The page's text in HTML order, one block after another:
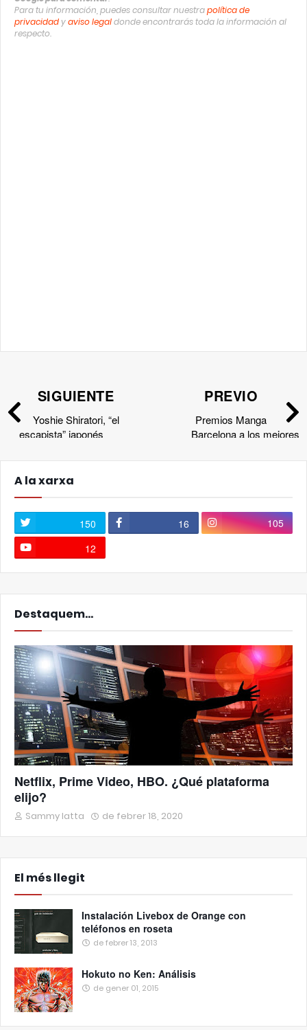
Para tu información, puedes consultar nuestrapolítica de
privacidadyaviso legaldonde encontrarás toda la información al
respecto.
SIGUIENTE
Yoshie Shiratori, “el
escapista” japonés
PREVIO
Premios Manga
Barcelona a los mejores
A la xarxa
150 16
105
12
Destaquem...
Netflix, Prime Video, HBO. ¿Qué plataforma
elijo?
Sammy Iatta de febrer 18, 2020
El més llegit
Instalación Livebox de Orange con
teléfonos en roseta
de febrer 13, 2013
Hokuto no Ken: Análisis
de gener 01, 2015